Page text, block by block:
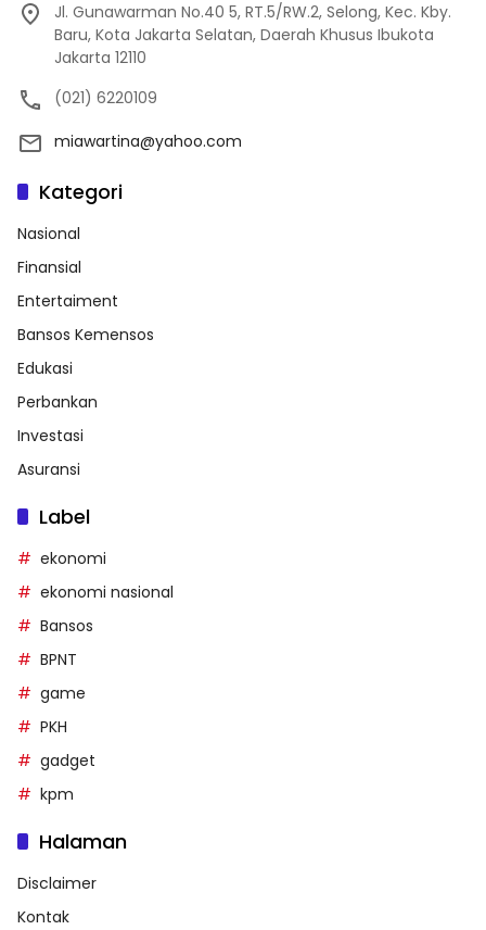
Jl. Gunawarman No.40 5, RT.5/RW.2, Selong, Kec. Kby.
Baru, Kota Jakarta Selatan, Daerah Khusus Ibukota
Jakarta 12110
(021) 6220109
miawartina@yahoo.com
Kategori
Nasional
Finansial
Entertaiment
Bansos Kemensos
Edukasi
Perbankan
Investasi
Asuransi
Label
ekonomi
ekonomi nasional
Bansos
BPNT
game
PKH
gadget
kpm
Halaman
Disclaimer
Kontak